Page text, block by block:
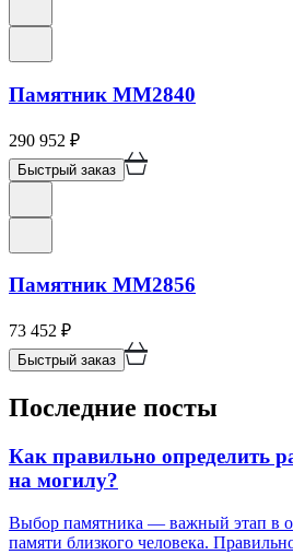
Памятник ММ2840
290 952 ₽
Быстрый заказ
Памятник ММ2856
73 452 ₽
Быстрый заказ
Последние посты
Как правильно определить
на могилу?
Выбор памятника — важный этап в
памяти близкого человека.